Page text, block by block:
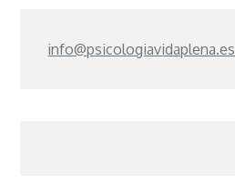
info@psicologiavidaplena.es